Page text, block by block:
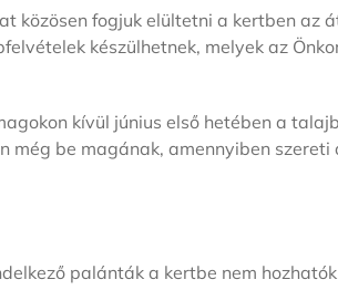
fogjuk elültetni a kertben az
készülhetnek, melyek az
kívül június első hetében a
be magának, amennyiben
palánták a kertbe nem